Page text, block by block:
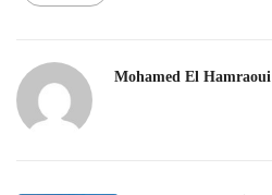
Mohamed El Hamraoui